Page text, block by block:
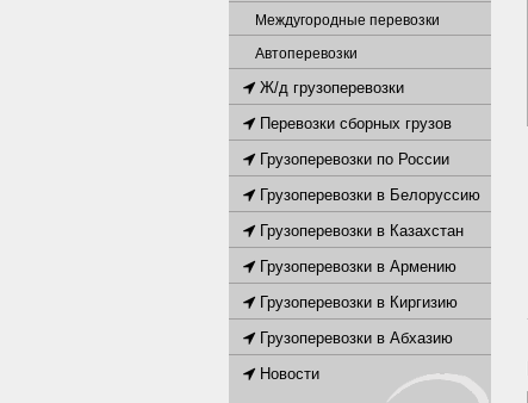
Междугородные перевозки
Автоперевозки
Ж/д грузоперевозки
Перевозки сборных грузов
Грузоперевозки по России
Грузоперевозки в Белоруссию
Грузоперевозки в Казахстан
Грузоперевозки в Армению
Грузоперевозки в Киргизию
Грузоперевозки в Абхазию
Новости